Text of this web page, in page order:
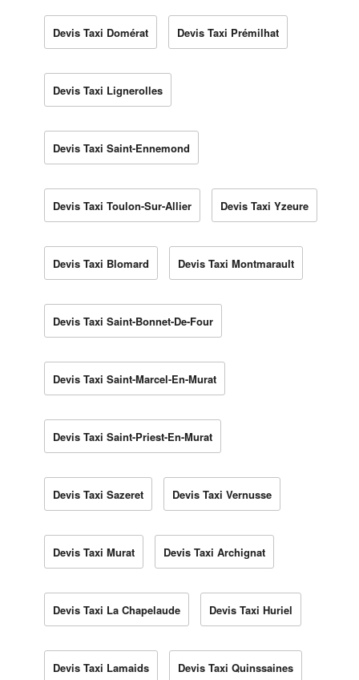
Devis Taxi Domérat Devis Taxi Prémilhat
Devis Taxi Lignerolles
Devis Taxi Saint-Ennemond
Devis Taxi Toulon-Sur-Allier Devis Taxi Yzeure
Devis Taxi Blomard Devis Taxi Montmarault
Devis Taxi Saint-Bonnet-De-Four
Devis Taxi Saint-Marcel-En-Murat
Devis Taxi Saint-Priest-En-Murat
Devis Taxi Sazeret Devis Taxi Vernusse
Devis Taxi Murat Devis Taxi Archignat
Devis Taxi La Chapelaude Devis Taxi Huriel
Devis Taxi Lamaids Devis Taxi Quinssaines